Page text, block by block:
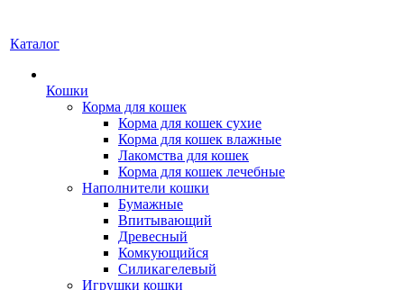
Каталог
Кошки
Корма для кошек
Корма для кошек сухие
Корма для кошек влажные
Лакомства для кошек
Корма для кошек лечебные
Наполнители кошки
Бумажные
Впитывающий
Древесный
Комкующийся
Силикагелевый
Игрушки кошки